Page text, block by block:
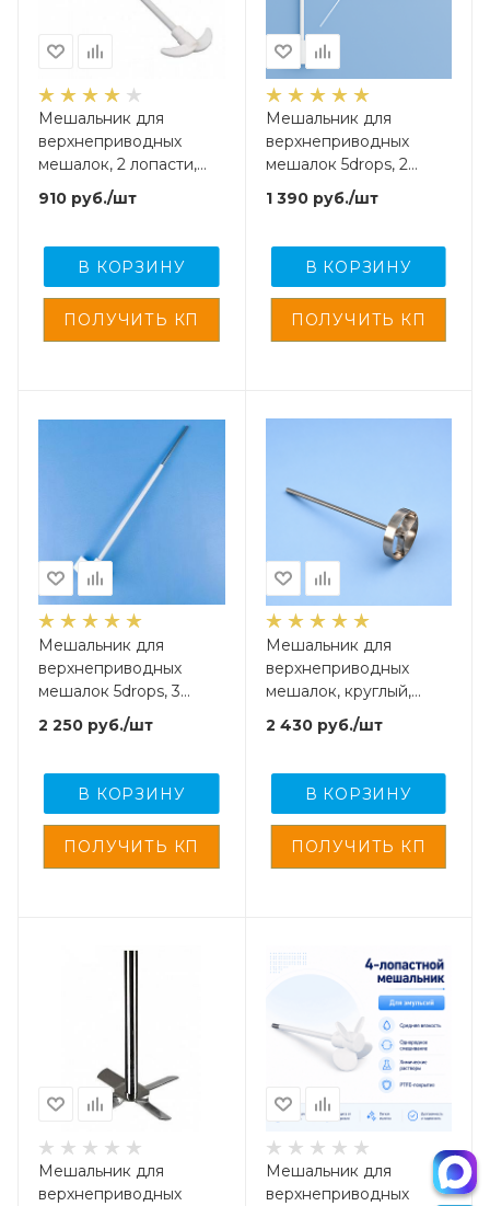
Мешальник для
верхнеприводных
мешалок, 2 лопасти,
нержавеющая сталь с
фторопластовым
910 руб./шт
В КОРЗИНУ
Мешальник для
верхнеприводных
мешалок 5drops, 2
лопасти, нержавеющая
сталь с
покрытием, 350 мм
1 390руб./шт
В КОРЗИНУ
Мешальник для
верхнеприводных
мешалок 5drops, 3
лопасти, нержавеющая
сталь с
2 250 руб./шт
В КОРЗИНУ
Мешальник для
верхнеприводных
мешалок, круглый,
нержавеющая сталь,
200 мм
2 430руб./шт
В КОРЗИНУ
Мешальник для
верхнеприводных
Мешальник для
верхнеприводных